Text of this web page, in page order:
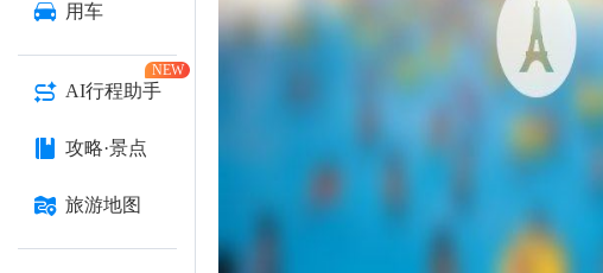
用车
AI行程助手
NEW
攻略·景点
旅游地图